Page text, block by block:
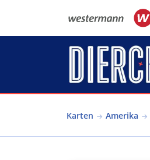
Karten Amerika